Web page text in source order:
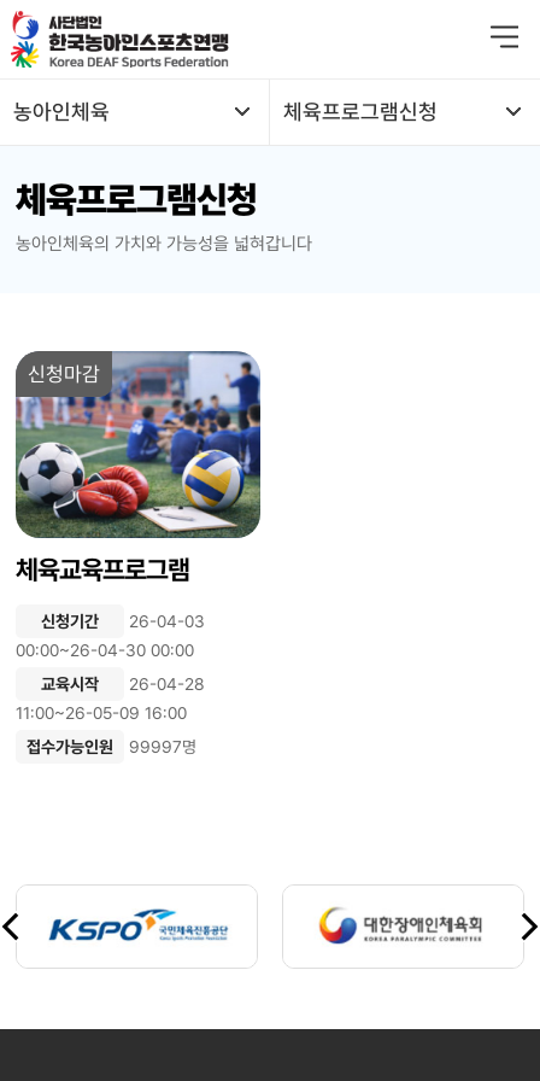
본문 바로가기
열기
열기
열기
열기
농아인체육 체육프로그램신청
체육프로그램신청
농아인체육의 가치와 가능성을 넓혀갑니다
신청마감
체육교육프로그램
신청기간
26-04-03
00:00~26-04-30 00:00
교육시작
26-04-28
11:00~26-05-09 16:00
접수가능인원
99997명